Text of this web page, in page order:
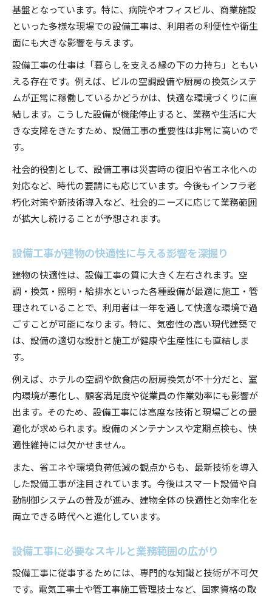
基盤となっています。特に、病院やオフィスビル、商業施設
といった多様な現場での設備工事は、利用者の利便性や衛生
面にも大きな影響を与えます。
設備工事の仕事は「暮らしを支える縁の下の力持ち」ともい
える存在です。例えば、ビルの空調設備や厨房の換気システ
ムが正常に稼働しているかどうかは、快適な環境づくりに直
結します。こうした設備が機能停止すると、業務や生活に大
きな支障をきたすため、設備工事の重要性は非常に高いので
す。
社会的役割として、設備工事は災害時の復旧や省エネ化への
対応など、時代の要請にも応じています。今後もインフラ老
朽化対策や新技術導入など、社会的ニーズに応じて業務範囲
が拡大し続けることが予想されます。
設備工事が建物の快適性に与える影響を深掘り
建物の快適性は、設備工事の質に大きく左右されます。空
調・換気・照明・給排水といった各種設備が最適に施工・管
理されていることで、利用者は一年を通して快適な環境で過
ごすことが可能になります。特に、気密性の高い現代建築で
は、設備の適切な設計と施工が健康や生産性にも直結しま
す。
例えば、ホテルの空調や飲食店の厨房換気が不十分だと、室
内環境が悪化し、顧客満足度や従業員の作業効率にも影響が
出ます。そのため、設備工事には高度な技術と現場ごとの最
適化が求められます。設備のメンテナンスや定期点検も、快
適性維持には欠かせません。
また、省エネや環境負荷低減の観点からも、最新技術を導入
した設備工事が注目されています。今後はスマート設備や自
動制御システムの普及が進み、建物全体の快適性と効率化を
両立できる時代へと進化しています。
設備工事に必要なスキルと業務範囲の広がり
設備工事に従事するためには、専門的な知識と技術が不可欠
です。電気工事士や管工事施工管理技士など、国家資格の取